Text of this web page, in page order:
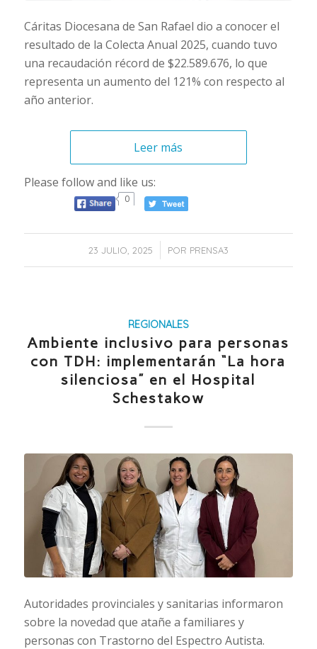
Cáritas Diocesana de San Rafael dio a conocer el
resultado de la Colecta Anual 2025, cuando tuvo
una recaudación récord de $22.589.676, lo que
representa un aumento del 121% con respecto al
año anterior.
Leer más
Please follow and like us:
0
23 JULIO, 2025
/ POR PRENSA3
REGIONALES
Ambiente inclusivo para personas
con TDH: implementarán “La hora
silenciosa” en el Hospital
Schestakow
Autoridades provinciales y sanitarias informaron
sobre la novedad que atañe a familiares y
personas con Trastorno del Espectro Autista.